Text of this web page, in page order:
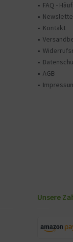
FAQ -
Kontakt
AGB
Unsere